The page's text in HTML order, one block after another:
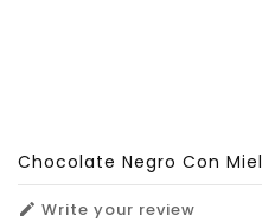
Chocolate Negro Con Miel
 Write your review